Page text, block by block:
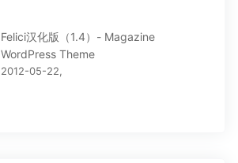
Felici汉化版（1.4）- Magazine
WordPress Theme
2012-05-22,